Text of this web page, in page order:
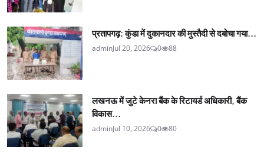
प्रतापगढ़: कुंडा में दुकानदार की मुस्तैदी से दबोचा गया...
adminJul 20, 2026 0 88
लखनऊ में जुटे केनरा बैंक के रिटायर्ड अधिकारी, बैंक
विकास...
adminJul 10, 2026 0 80